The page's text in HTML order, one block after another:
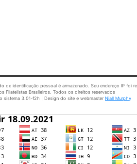
de identificação pessoal é armazenado. Seu endereço IP foi
Filatelistas Brasileiros. Todos os direitos reservados
sistema 3.01-f2h | Design do site e webmasterNiall Murphy